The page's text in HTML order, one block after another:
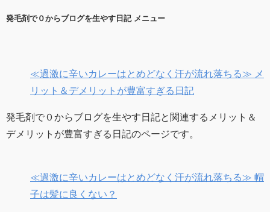
発毛剤で０からブログを生やす日記 メニュー
≪過激に辛いカレーはとめどなく汗が流れ落ちる≫ メ
リット＆デメリットが豊富すぎる日記
発毛剤で０からブログを生やす日記と関連するメリット＆
デメリットが豊富すぎる日記のページです。
≪過激に辛いカレーはとめどなく汗が流れ落ちる≫ 帽
子は髪に良くない？